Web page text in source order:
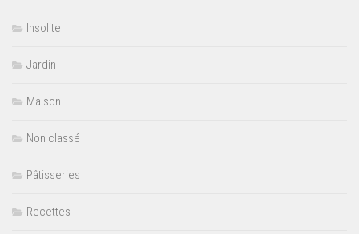
Insolite
Jardin
Maison
Non classé
Pâtisseries
Recettes